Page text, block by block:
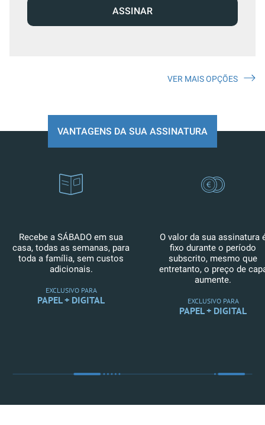
ASSINAR
VER MAIS OPÇÕES
VANTAGENS DA SUA ASSINATURA
Recebe a SÁBADO em sua
casa, todas as semanas, para
toda a família, sem custos
adicionais.
EXCLUSIVO PARA
PAPEL + DIGITAL
O valor da sua assinatura
fixo durante o período
subscrito, mesmo que
entretanto, o preço de
aumente.
EXCLUSIVO PARA
PAPEL + DIGITAL